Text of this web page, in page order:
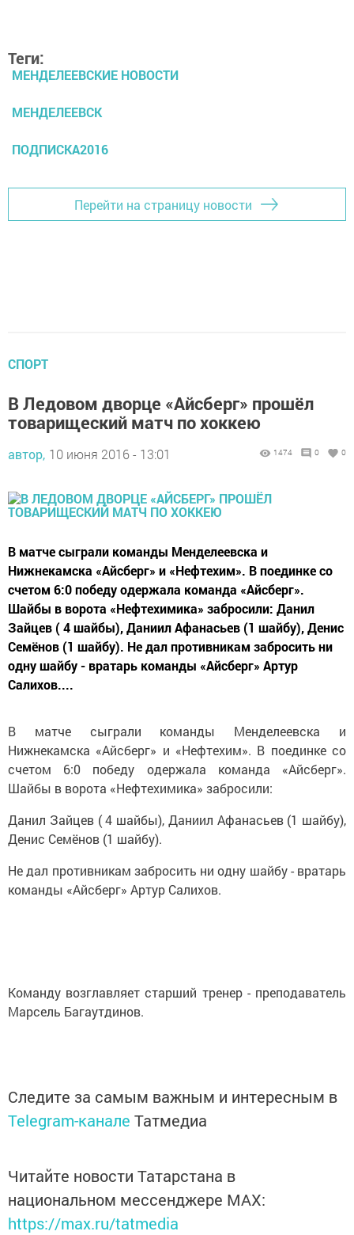
Теги:
МЕНДЕЛЕЕВСКИЕ НОВОСТИ
МЕНДЕЛЕЕВСК
ПОДПИСКА2016
Перейти на страницу новости
СПОРТ
В Ледовом дворце «Айсберг» прошёл
товарищеский матч по хоккею
автор, 10 июня 2016 - 13:01 1474 0 0
В матче сыграли команды Менделеевска и
Нижнекамска «Айсберг» и «Нефтехим». В поединке со
счетом 6:0 победу одержала команда «Айсберг».
Шайбы в ворота «Нефтехимика» забросили: Данил
Зайцев ( 4 шайбы), Даниил Афанасьев (1 шайбу), Денис
Семёнов (1 шайбу). Не дал противникам забросить ни
одну шайбу - вратарь команды «Айсберг» Артур
Салихов....
В матче сыграли команды Менделеевска и
Нижнекамска «Айсберг» и «Нефтехим». В поединке со
счетом 6:0 победу одержала команда «Айсберг».
Шайбы в ворота «Нефтехимика» забросили:
Данил Зайцев ( 4 шайбы), Даниил Афанасьев (1 шайбу),
Денис Семёнов (1 шайбу).
Не дал противникам забросить ни одну шайбу - вратарь
команды «Айсберг» Артур Салихов.
Команду возглавляет старший тренер - преподаватель
Марсель Багаутдинов.
Следите за самым важным и интересным в
Telegram-канале Татмедиа
Читайте новости Татарстана в
национальном мессенджере MАХ:
https://max.ru/tatmedia